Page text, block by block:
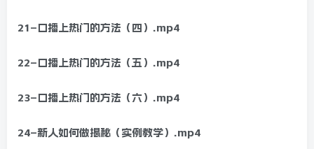
21–口播上热门的方法（四）.mp4
22–口播上热门的方法（五）.mp4
23–口播上热门的方法（六）.mp4
24–新人如何做揭秘（实例教学）.mp4